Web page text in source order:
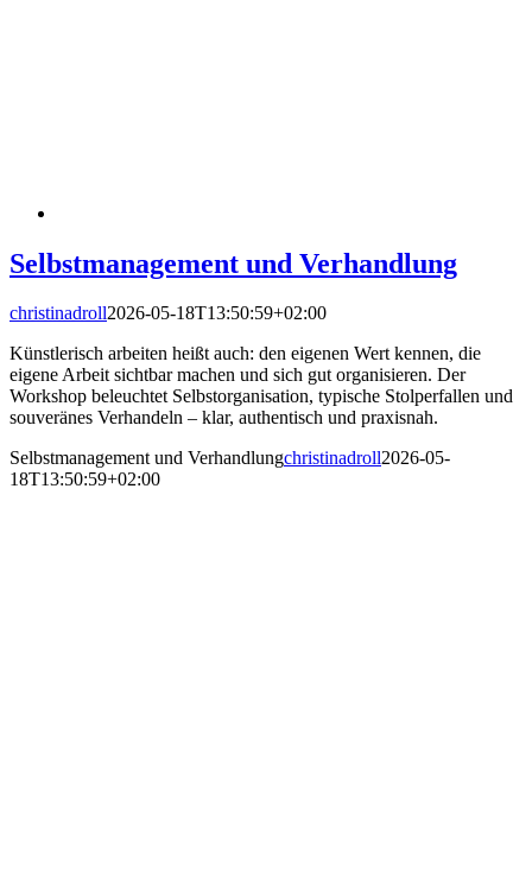
Selbstmanagement und Verhandlung
christinadroll2026-05-18T13:50:59+02:00
Künstlerisch arbeiten heißt auch: den eigenen Wert kennen, die
eigene Arbeit sichtbar machen und sich gut organisieren. Der
Workshop beleuchtet Selbstorganisation, typische Stolperfallen und
souveränes Verhandeln – klar, authentisch und praxisnah.
Selbstmanagement und Verhandlungchristinadroll2026-05-
18T13:50:59+02:00